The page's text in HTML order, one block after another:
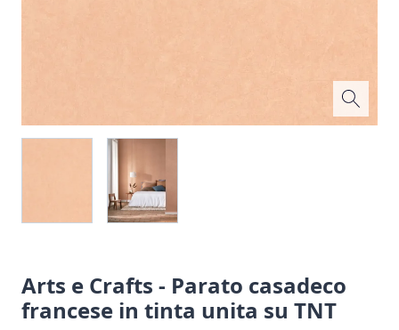
Arts e Crafts - Parato casadeco
francese in tinta unita su TNT